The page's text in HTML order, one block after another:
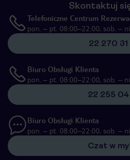
Skontaktuj
Telefoniczne Centrum
pon. – pt. 08:00–22:00, sob. –
22 270
Biuro Obsługi Klienta
pon. – pt. 08:00–22:00, sob. –
22 255
Biuro Obsługi Klienta
pon. – pt. 08:00–22:00, sob. –
Czat w